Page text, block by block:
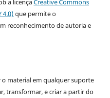
a licençaCreative Commons
4.0) que permite o
reconhecimento de autoria e
material em qualquer suporte
transformar, e criar a partir do